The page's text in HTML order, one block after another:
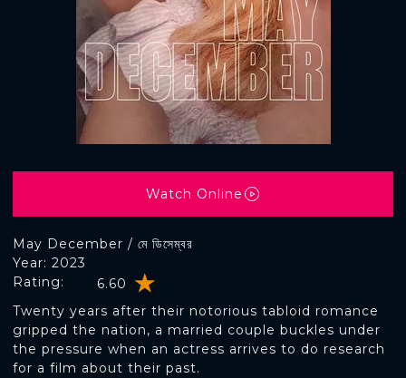
May December / মে ডিসেম্বর
Rating: 6.60
Year: 2023
Twenty years after their notorious tabloid romance
gripped the nation, a married couple buckles under
the pressure when an actress arrives to do research
for a film about their past.
Watch Online